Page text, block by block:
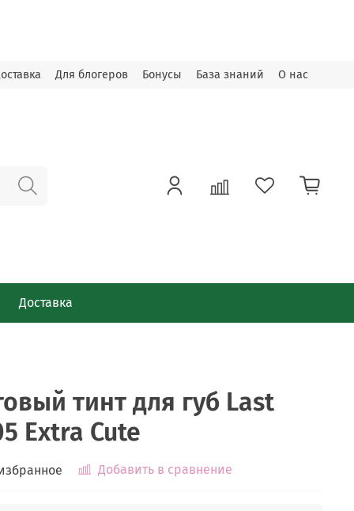
Для блогеров Бонусы База знаний О нас
Доставка
тинт для губ Last
Extra Cute
Добавить в сравнение